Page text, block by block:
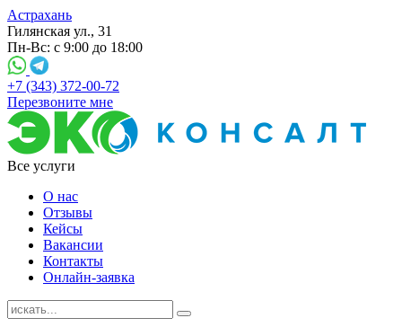
Астрахань
Гилянская ул., 31
Пн-Вс: с 9:00 до 18:00
+7 (343) 372-00-72
Перезвоните мне
Все услуги
О нас
Отзывы
Кейсы
Вакансии
Контакты
Онлайн-заявка